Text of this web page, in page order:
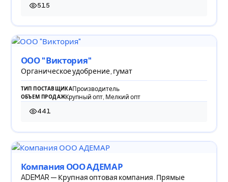
515
515 просмотров
ООО "Виктория"
Органическое удобрение, гумат
ТИП ПОСТАВЩИКАПроизводитель
ОБЪЕМ ПРОДАЖКрупный опт, Мелкий опт
441
441 просмотр
Компания ООО АДЕМАР
ADEMAR — Крупная оптовая компания. Прямые